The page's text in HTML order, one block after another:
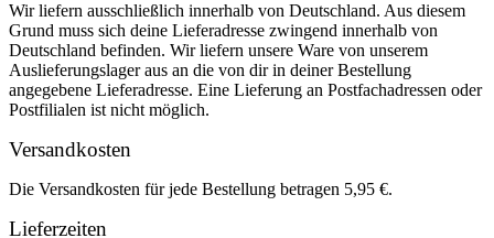
Wir liefern ausschließlich innerhalb von Deutschland. Aus diesem
Grund muss sich deine Lieferadresse zwingend innerhalb von
Deutschland befinden. Wir liefern unsere Ware von unserem
Auslieferungslager aus an die von dir in deiner Bestellung
angegebene Lieferadresse. Eine Lieferung an Postfachadressen oder
Postfilialen ist nicht möglich.
Versandkosten
Die Versandkosten für jede Bestellung betragen 5,95 €.
Lieferzeiten